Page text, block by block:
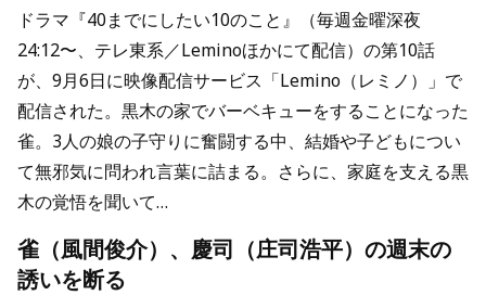
ドラマ『40までにしたい10のこと』（毎週金曜深夜
24:12〜、テレ東系／Leminoほかにて配信）の第10話
が、9月6日に映像配信サービス「Lemino（レミノ）」で
配信された。黒木の家でバーベキューをすることになった
雀。3人の娘の子守りに奮闘する中、結婚や子どもについ
て無邪気に問われ言葉に詰まる。さらに、家庭を支える黒
木の覚悟を聞いて…
雀（風間俊介）、慶司（庄司浩平）の週末の
誘いを断る